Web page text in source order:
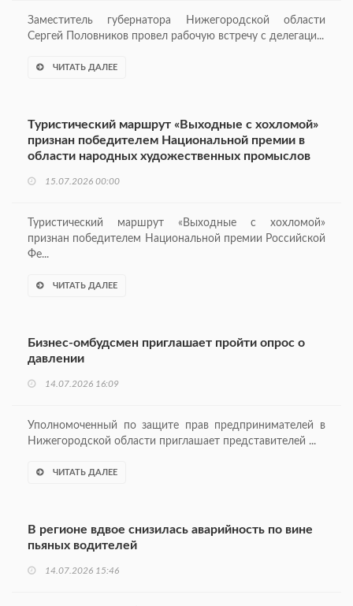
Заместитель губернатора Нижегородской области
Сергей Половников провел рабочую встречу с делегаци...
ЧИТАТЬ ДАЛЕЕ
Туристический маршрут «Выходные с хохломой»
признан победителем Национальной премии в
области народных художественных промыслов
15.07.2026 00:00
Туристический маршрут «Выходные с хохломой»
признан победителем Национальной премии Российской
Фе...
ЧИТАТЬ ДАЛЕЕ
Бизнес-омбудсмен приглашает пройти опрос о
давлении
14.07.2026 16:09
Уполномоченный по защите прав предпринимателей в
Нижегородской области приглашает представителей ...
ЧИТАТЬ ДАЛЕЕ
В регионе вдвое снизилась аварийность по вине
пьяных водителей
14.07.2026 15:46